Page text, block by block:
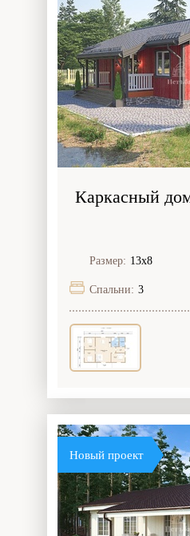
Каркасный
Размер: 13х8
Спальни: 3
Новый проект